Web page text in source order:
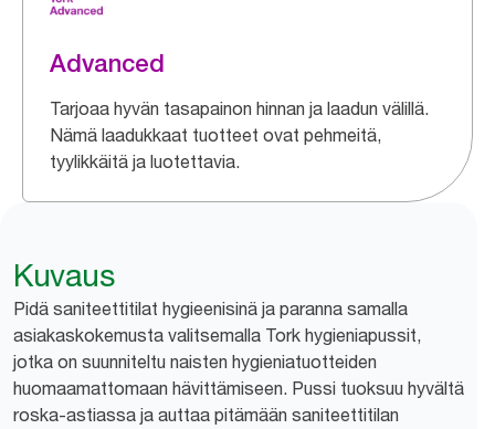
Advanced
Tarjoaa hyvän tasapainon hinnan ja laadun välillä.
Nämä laadukkaat tuotteet ovat pehmeitä,
tyylikkäitä ja luotettavia.
Kuvaus
Pidä saniteettitilat hygieenisinä ja paranna samalla
asiakaskokemusta valitsemalla Tork hygieniapussit,
jotka on suunniteltu naisten hygieniatuotteiden
huomaamattomaan hävittämiseen. Pussi tuoksuu hyvältä
roska-astiassa ja auttaa pitämään saniteettitilan